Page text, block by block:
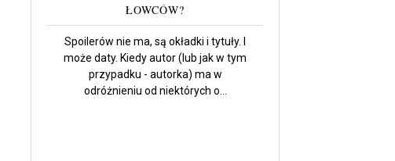
ŁOWCÓW?
Spoilerów nie ma, są okładki i tytuły. I
może daty. Kiedy autor (lub jak w tym
przypadku - autorka) ma w
odróżnieniu od niektórych o...